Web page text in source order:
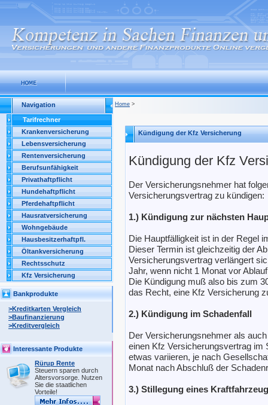
Navigation Home >
Tarifrechner
Krankenversicherung
Lebensversicherung
Rentenversicherung
Berufsunfähigkeit
Privathaftpflicht
Hundehaftpflicht
Pferdehaftpflicht
Hausratversicherung
Wohngebäude
Hausbesitzerhaftpfl.
Öltankversicherung
Rechtsschutz
Kfz Versicherung
Bankprodukte
>Kreditkarten Vergleich
>Baufinanzierung
>Kreditvergleich
Interessante Produkte
Rürup Rente
Steuern sparen durch
Altersvorsorge. Nutzen
Sie die staatlichen
Vorteile!
Kündigung der Kfz Versicherung
Kündigung der Kfz
Der Versicherungsnehmer hat
Versicherungsvertrag zu kündigen:
1.) Kündigung zur nächsten
Die Hauptfälligkeit ist in der Regel
Dieser Termin ist gleichzeitig der
Versicherungsvertrag verlängert
Jahr, wenn nicht 1 Monat vor
Die Kündigung muß also bis zum
das Recht, eine Kfz Versicherung
2.) Kündigung im Schadenfall
Der Versicherungsnehmer als
einen Kfz Versicherungsvertrag im
etwas variieren, je nach
Monat nach Abschluß der
3.) Stillegung eines